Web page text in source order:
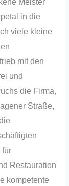
Meister
in die
viele kleine
mit den
und
die Firma,
Straße,
für
Restauration
kompetente